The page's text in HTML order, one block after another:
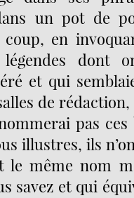
un pot de
coup, en
dont
et qui
de
pas ces
illustres, ils
même nom
savez et qui